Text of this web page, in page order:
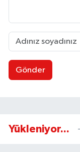
Gönder
Yükleniyor...